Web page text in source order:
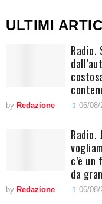
ULTIMI
Radio.
by Redazione 06/08/
Radio.
c’è
da
by Redazione 06/08/